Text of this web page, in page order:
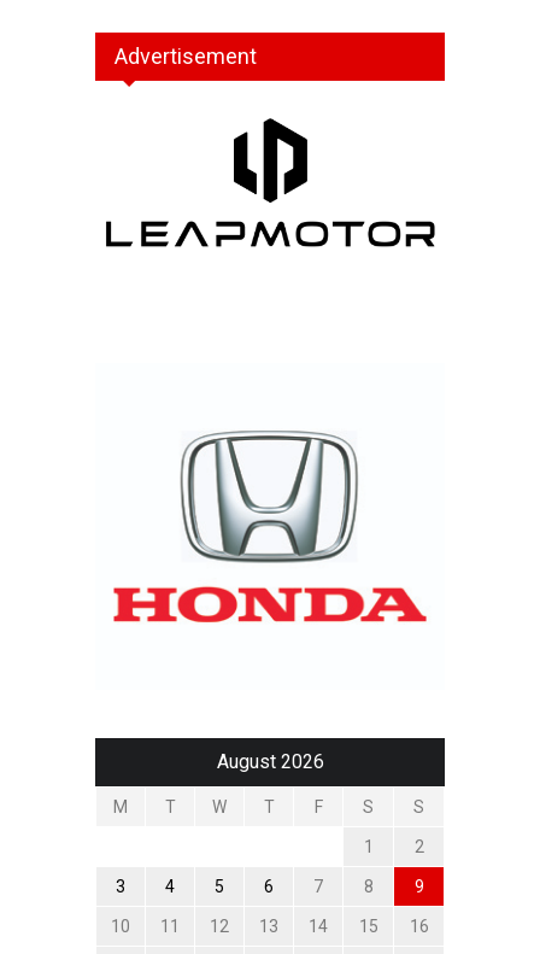
Advertisement
August 2026
M T W T F S S
1 2
3 4 5 6 7 8 9
10 11 12 13 14 15 16